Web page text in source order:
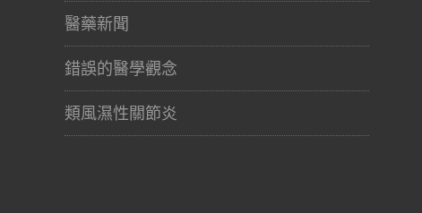
醫藥新聞
錯誤的醫學觀念
類風濕性關節炎